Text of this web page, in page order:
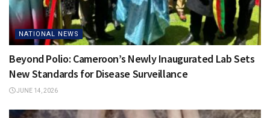
NATIONAL NEWS
Beyond Polio: Cameroon’s Newly Inaugurated Lab Sets
New Standards for Disease Surveillance
JUNE 14, 2026